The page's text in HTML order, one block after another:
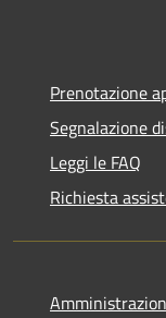
Prenotazione
Segnalazione
Leggi le FAQ
Richiesta